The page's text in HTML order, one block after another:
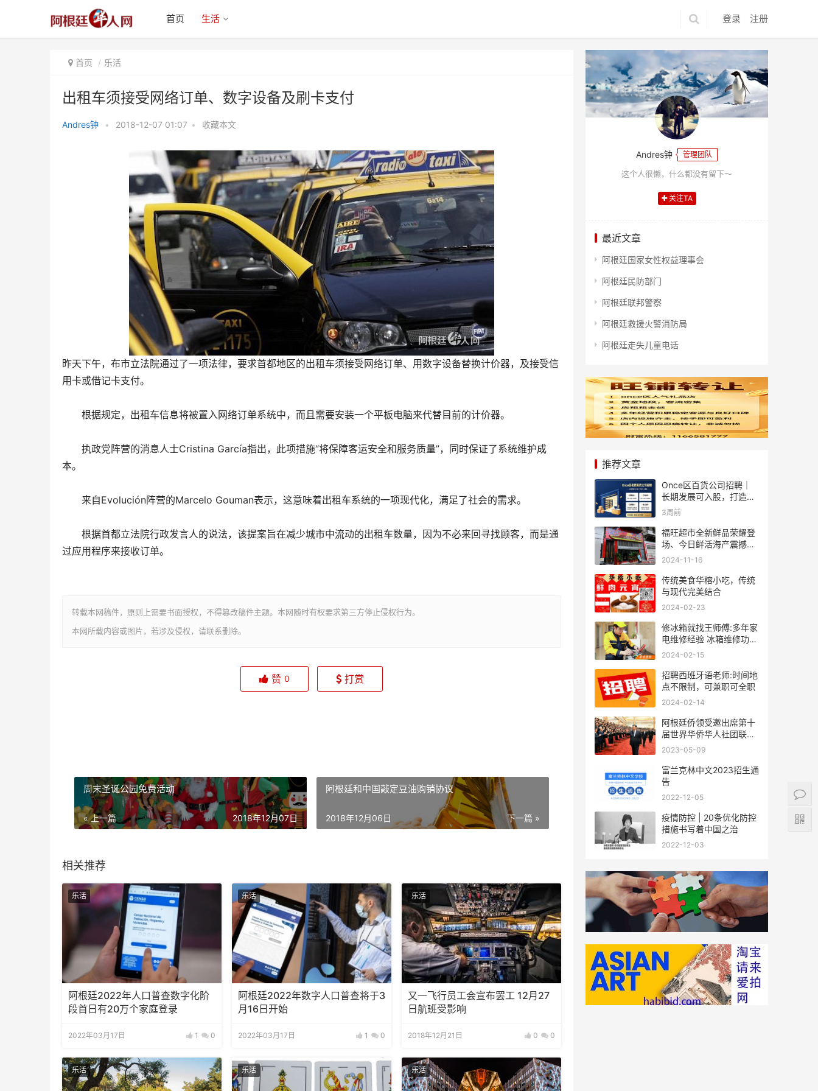
登录 注册
首页 生活
首页 乐活
出租车须接受网络订单、数字设备及刷卡支付
Andres钟 • 2018-12-07 01:07 • 收藏本文
昨天下午，布市立法院通过了一项法律，要求首都地区的出租车须接受网络订单、用数字设备替换计价器，及接受信
用卡或借记卡支付。
根据规定，出租车信息将被置入网络订单系统中，而且需要安装一个平板电脑来代替目前的计价器。
执政党阵营的消息人士Cristina García指出，此项措施“将保障客运安全和服务质量”，同时保证了系统维护成
本。
来自Evolución阵营的Marcelo Gouman表示，这意味着出租车系统的一项现代化，满足了社会的需求。
根据首都立法院行政发言人的说法，该提案旨在减少城市中流动的出租车数量，因为不必来回寻找顾客，而是通
过应用程序来接收订单。
转载本网稿件，原则上需要书面授权，不得篡改稿件主题。本网随时有权要求第三方停止侵权行为。
本网所载内容或图片，若涉及侵权，请联系删除。
赞 0 打赏
周末圣诞公园免费活动
« 上一篇 2018年12月07日
阿根廷和中国敲定豆油购销协议
下一篇 »
2018年12月06日
相关推荐
乐活
阿根廷2022年人口普查数字化阶
段首日有20万个家庭登录
2022年03月17日 1 0
乐活
​阿根廷2022年数字人口普查将于3
月16日开始
2022年03月17日 1 0
乐活
又一飞行员工会宣布罢工 12月27
日航班受影响
2018年12月21日 0 0
乐活 乐活 乐活
Andres钟 管理团队
这个人很懒，什么都没有留下～
关注TA
最近文章
阿根廷国家女性权益理事会
阿根廷民防部门
阿根廷联邦警察
阿根廷救援火警消防局
阿根廷走失儿童电话
推荐文章
Once区百货公司招聘｜
长期发展可入股，打造个
人事业
3周前
福旺超市全新鲜品荣耀登
场、今日鲜活海产震撼来
袭！
2024-11-16
传统美食华榕小吃，传统
与现代完美结合
2024-02-23
修冰箱就找王师傅:多年家
电维修经验 冰箱维修功底
深厚
2024-02-15
招聘西班牙语老师:时间地
点不限制，可兼职可全职
2024-02-14
阿根廷侨领受邀出席第十
届世界华侨华人社团联谊
大会
2023-05-09
富兰克林中文2023招生通
告
2022-12-05
疫情防控 | 20条优化防控
措施书写着中国之治
2022-12-03